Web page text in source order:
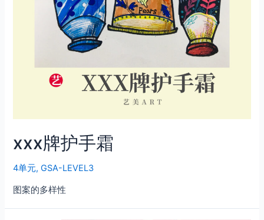
xxx牌护手霜
4单元,GSA-LEVEL3
图案的多样性